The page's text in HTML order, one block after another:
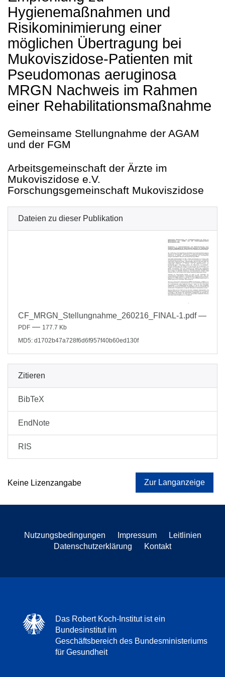
Hygienemaßnahmen und
Risikominimierung einer
möglichen Übertragung bei
Mukoviszidose-Patienten mit
Pseudomonas aeruginosa
MRGN Nachweis im Rahmen
einer Rehabilitationsmaßnahme
Gemeinsame Stellungnahme der AGAM
und der FGM
Arbeitsgemeinschaft der Ärzte im
Mukoviszidose e.V.
Forschungsgemeinschaft Mukoviszidose
Dateien zu dieser Publikation
CF_MRGN_Stellungnahme_260216_FINAL-1.pdf—
PDF — 177.7 Kb
MD5: d1702b47a728f6d6f957f40b60ed130f
Zitieren
BibTeX
EndNote
RIS
Keine Lizenzangabe Zur Langanzeige
Nutzungsbedingungen Impressum
Leitlinien
Datenschutzerklärung
Kontakt
Das Robert Koch-Institut ist ein
Bundesinstitut im
Geschäftsbereich des Bundesministeriums
für Gesundheit